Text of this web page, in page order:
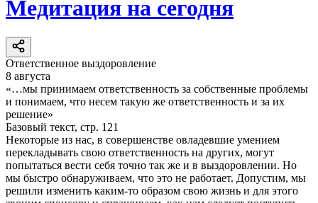
Медитация на сегодня
Ответственное выздоровление
8 августа
«…мы принимаем ответственность за собственные проблемы
и понимаем, что несем такую же ответственность и за их
решение»
Базовый текст, стр. 121
Некоторые из нас, в совершенстве овладевшие умением
перекладывать свою ответственность на других, могут
попытаться вести себя точно так же и в выздоровлении. Но
мы быстро обнаруживаем, что это не работает. Допустим, мы
решили изменить каким-то образом свою жизнь и для этого